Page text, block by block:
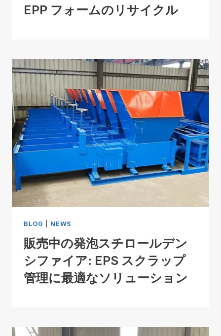
EPP フォームのリサイクル
BLOG NEWS
販売中の発泡スチロールデン
シファイア: EPS スクラップ
管理に最適なソリューション